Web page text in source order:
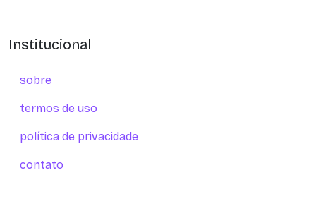
Institucional
sobre
termos de uso
política de privacidade
contato